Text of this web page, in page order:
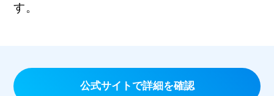
す。
公式サイトで詳細を確認